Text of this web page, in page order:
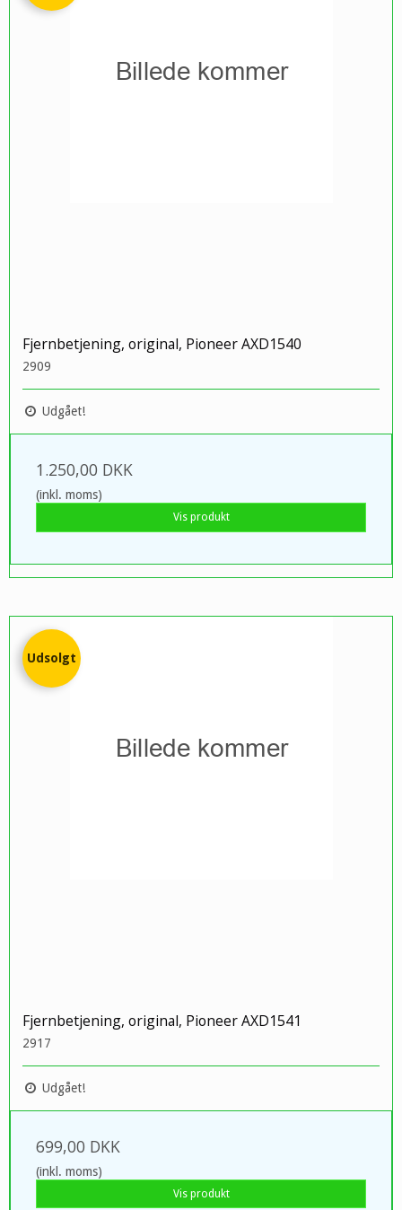
Fjernbetjening, original, Pioneer AXD1540
2909
Udgået!
1.250,00 DKK
(inkl. moms)
Vis produkt
Udsolgt
Fjernbetjening, original, Pioneer AXD1541
2917
Udgået!
699,00 DKK
(inkl. moms)
Vis produkt